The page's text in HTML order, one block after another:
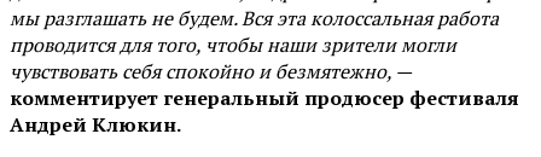
мы разглашать не будем. Вся эта колоссальная работа
проводится для того, чтобы наши зрители могли
чувствовать себя спокойно и безмятежно, —
комментирует генеральный продюсер фестиваля
Андрей Клюкин.